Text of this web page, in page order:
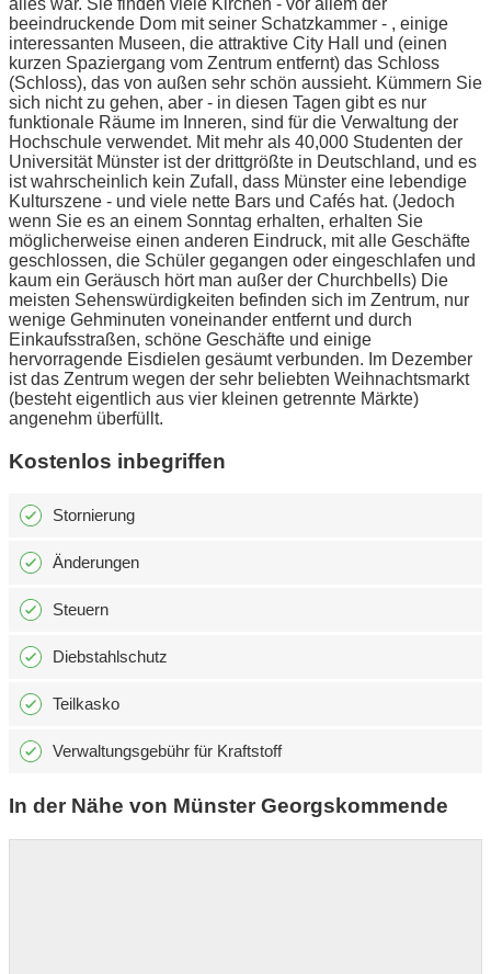
alles war. Sie finden viele Kirchen - vor allem der
beeindruckende Dom mit seiner Schatzkammer - , einige
interessanten Museen, die attraktive City Hall und (einen
kurzen Spaziergang vom Zentrum entfernt) das Schloss
(Schloss), das von außen sehr schön aussieht. Kümmern Sie
sich nicht zu gehen, aber - in diesen Tagen gibt es nur
funktionale Räume im Inneren, sind für die Verwaltung der
Hochschule verwendet. Mit mehr als 40,000 Studenten der
Universität Münster ist der drittgrößte in Deutschland, und es
ist wahrscheinlich kein Zufall, dass Münster eine lebendige
Kulturszene - und viele nette Bars und Cafés hat. (Jedoch
wenn Sie es an einem Sonntag erhalten, erhalten Sie
möglicherweise einen anderen Eindruck, mit alle Geschäfte
geschlossen, die Schüler gegangen oder eingeschlafen und
kaum ein Geräusch hört man außer der Churchbells) Die
meisten Sehenswürdigkeiten befinden sich im Zentrum, nur
wenige Gehminuten voneinander entfernt und durch
Einkaufsstraßen, schöne Geschäfte und einige
hervorragende Eisdielen gesäumt verbunden. Im Dezember
ist das Zentrum wegen der sehr beliebten Weihnachtsmarkt
(besteht eigentlich aus vier kleinen getrennte Märkte)
angenehm überfüllt.
Kostenlos inbegriffen
Stornierung
Änderungen
Steuern
Diebstahlschutz
Teilkasko
Verwaltungsgebühr für Kraftstoff
In der Nähe von Münster Georgskommende